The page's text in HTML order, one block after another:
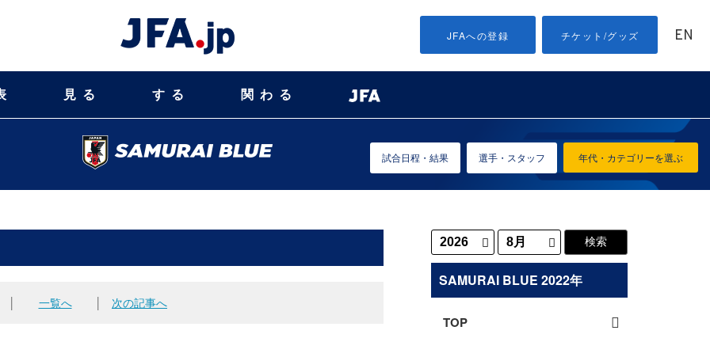
JFAへの登録 チケット/グッズ EN
見る する 関わる
年代・カテゴリーを選ぶ
試合日程・結果 選手・スタッフ
一覧へ 次の記事へ
SAMURAI BLUE 2022年
TOP